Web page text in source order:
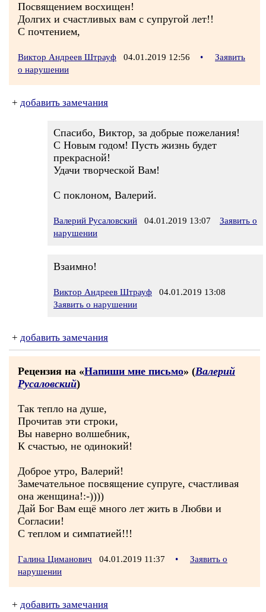
Посвящением восхищен!
Долгих и счастливых вам с супругой лет!!
С почтением,
Виктор Андреев Штрауф 04.01.2019 12:56 •
Заявить
о нарушении
+ добавить замечания
Спасибо, Виктор, за добрые пожелания!
С Новым годом! Пусть жизнь будет
прекрасной!
Удачи творческой Вам!
С поклоном, Валерий.
Валерий Русаловский 04.01.2019 13:07
Заявить о
нарушении
Взаимно!
Виктор Андреев Штрауф 04.01.2019 13:08
Заявить о нарушении
+ добавить замечания
Рецензия на «Напиши мне письмо» (Валерий
Русаловский)
Так тепло на душе,
Прочитав эти строки,
Вы наверно волшебник,
К счастью, не одинокий!
Доброе утро, Валерий!
Замечательное посвящение супруге, счастливая
она женщина!:-))))
Дай Бог Вам ещё много лет жить в Любви и
Согласии!
С теплом и симпатией!!!
Галина Циманович 04.01.2019 11:37 •
Заявить о
нарушении
+ добавить замечания